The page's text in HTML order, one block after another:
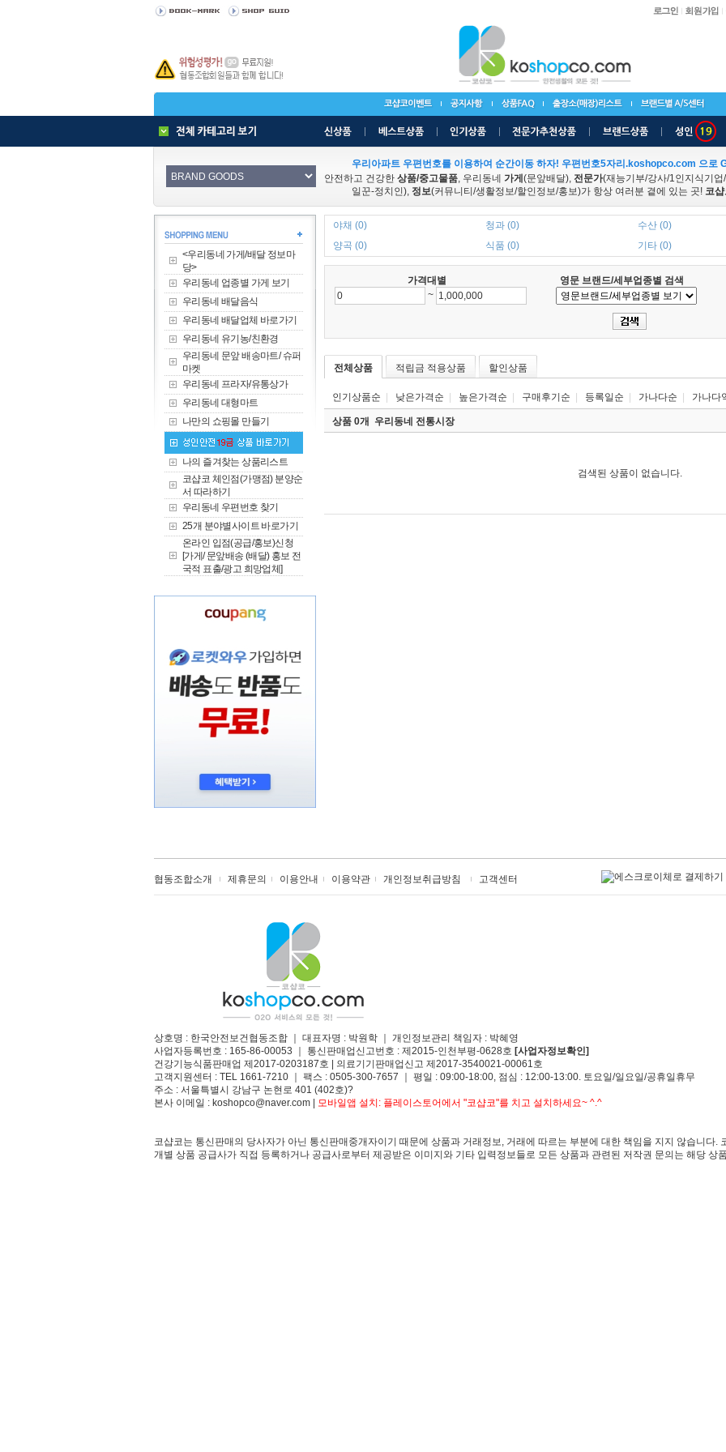
우리아파트 우편번호를 이용하여 순간이동 하자! 우편번호5자리.koshopco.com 으로
안전하고 건강한 상품/중고물품, 우리동네 가게 (문앞배달), 전문가(재능기부/강사/1인지식기업
일꾼-정치인), 정보(커뮤니티/생활정보/할인정보/홍보)가 항상 여러분 곁에 있는 곳! 코
<우리동네 가게/배달 정보마
당>
우리동네 업종별 가게 보기
우리동네 배달음식
우리동네 배달업체 바로가기
우리동네 유기농/친환경
우리동네 문앞 배송마트/ 슈퍼
마켓
우리동네 프라자/유통상가
우리동네 대형마트
나만의 쇼핑몰 만들기
나의 즐겨찾는 상품리스트
코샵코 체인점(가맹점) 분양순
서 따라하기
우리동네 우편번호 찾기
25개 분야별사이트 바로가기
온라인 입점(공급/홍보)신청
[가게/ 문앞배송 (배달) 홍보 전
국적 표출/광고 희망업체]
야채 (0) 청과 (0)
수산 (0)
양곡 (0)
식품 (0) 기타 (0)
가격대별
영문 브랜드/세부업종별 검색
~
전체상품 적립금 적용상품 할인상품
인기상품순 낮은가격순 높은가격순 구매후기순 등록일순 가나다순 가나다
상품 0개 우리동네 전통시장
검색된 상품이 없습니다.
협동조합소개 제휴문의 이용안내 이용약관 개인정보취급방침 고객센터
상호명 : 한국안전보건협동조합 ｜ 대표자명 : 박원학 ｜ 개인정보관리 책임자 : 박혜영
사업자등록번호 : 165-86-00053 ｜ 통신판매업신고번호 : 제2015-인천부평-0628호 [사업자정보확인]
건강기능식품판매업 제2017-0203187호 | 의료기기판매업신고 제2017-3540021-00061호
고객지원센터 : TEL 1661-7210 ｜ 팩스 : 0505-300-7657 ｜ 평일 : 09:00-18:00, 점심 : 12:00-13:00. 토요일/일요일/공휴일휴무
주소 : 서울특별시 강남구 논현로 401 (402호)?
본사 이메일 : koshopco@naver.com | 모바일앱 설치: 플레이스토어에서 "코샵코"를 치고 설치하세요~ ^.^
코샵코는 통신판매의 당사자가 아닌 통신판매중개자이기 때문에 상품과 거래정보, 거래에 따르는 부분에 대한 책임을 지지 않습니다.
개별 상품 공급사가 직접 등록하거나 공급사로부터 제공받은 이미지와 기타 입력정보들로 모든 상품과 관련된 저작권 문의는 해당 상